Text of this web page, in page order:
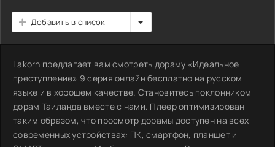
Добавить в список
Lakorn предлагает вам смотреть дораму «Идеальное
преступление» 9 серия онлайн бесплатно на русском
языке и в хорошем качестве. Становитесь поклонником
дорам Таиланда вместе с нами. Плеер оптимизирован
таким образом, что просмотр дорамы доступен на всех
современных устройствах: ПК, смартфон, планшет и